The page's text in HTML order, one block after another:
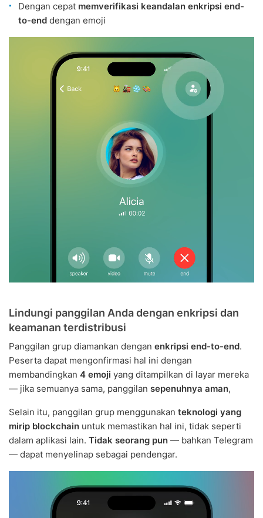
Dengan cepat memverifikasi keandalan enkripsi end-
to-end dengan emoji
Lindungi panggilan Anda dengan enkripsi dan
keamanan terdistribusi
Panggilan grup diamankan dengan enkripsi end-to-end.
Peserta dapat mengonfirmasi hal ini dengan
membandingkan 4 emoji yang ditampilkan di layar mereka
— jika semuanya sama, panggilan sepenuhnya aman,
Selain itu, panggilan grup menggunakan teknologi yang
mirip blockchain untuk memastikan hal ini, tidak seperti
dalam aplikasi lain. Tidak seorang pun — bahkan Telegram
— dapat menyelinap sebagai pendengar.